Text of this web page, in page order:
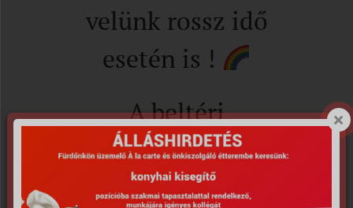
velünk rossz idő
esetén is !
A beltéri
szolgáltatások
várható nyitása: